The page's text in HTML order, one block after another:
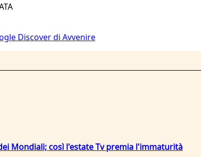
Discover di Avvenire
Mondiali; così l'estate Tv premia l'immaturità